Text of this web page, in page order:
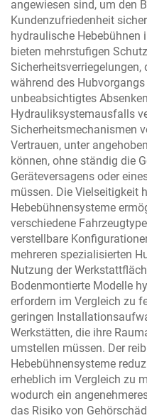
angewiesen sind, um den
Kundenzufriedenheit
hydraulische Hebebühnen
bieten mehrstufigen
Sicherheitsverriegelungen,
während des
unbeabsichtigtes
Hydrauliksystemausfalls
Sicherheitsmechanismen
Vertrauen, unter
können, ohne ständig die
Geräteversagens oder
müssen. Die Vielseitigkeit
Hebebühnensysteme
verschiedene
verstellbare
mehreren spezialisierten
Nutzung der
Bodenmontierte Modelle
erfordern im Vergleich zu
geringen
Werkstätten, die ihre
umstellen müssen. Der
Hebebühnensysteme
erheblich im Vergleich zu
wodurch ein
das Risiko von